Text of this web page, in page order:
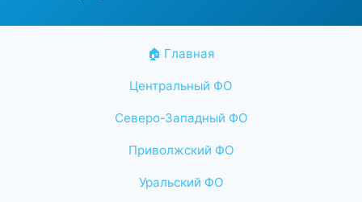
🏠 Главная
Центральный ФО
Северо-Западный ФО
Приволжский ФО
Уральский ФО